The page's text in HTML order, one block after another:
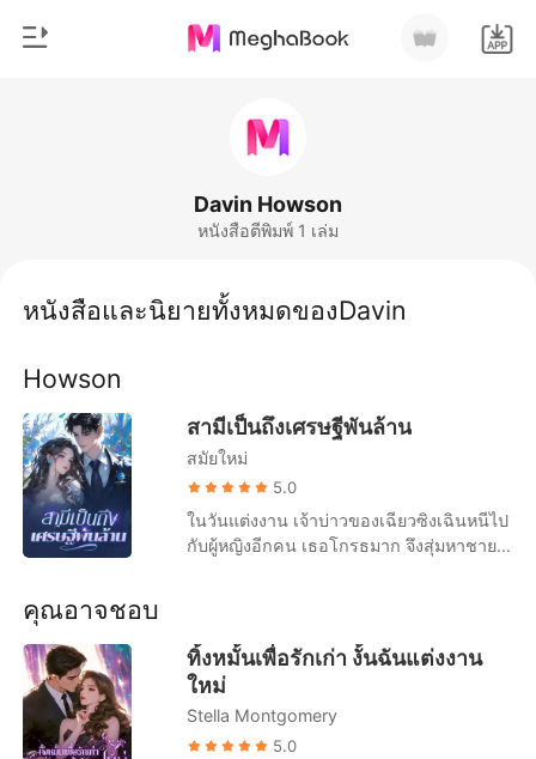
ประวัติศาสตร์
นิยายวาย
มหาเศรษฐี
รายการ
เรื่องสั้นคัดสรร
Davin Howson
หนังสือตีพิมพ์ 1 เล่ม
หนังสือและนิยายทั้งหมดของDavin
Howson
สามีเป็นถึงเศรษฐีพันล้าน
สมัยใหม่
5.0
ในวันแต่งงาน เจ้าบ่าวของเฉียวซิงเฉินหนีไป
กับผู้หญิงอีกคน เธอโกรธมาก จึงสุ่มหาชาย
คือลูกชายคนโตของตระกูลลู่ที่ขึ้นชื่อว่าไร้
ประโยชน์ ชื่อลู่ถิงเซียว ทุกคนเยาะเย้ยว่า
"เธอยนี่ช่วยไม่ได้จริงๆ" และผู้ชายที่ทรยศเธอ
ก็มาเกลี้ยกล่อมว่า "ไม่เห็นต้องทำร้ายตัวเอง
เพราะฉันหรอก สักวันเธอต้องเสียใจแน่ๆ"
คุณอาจชอบ
ทิ้งหมั้นเพื่อรักเก่า งั้นฉันแต่งงาน
ใหม่
Stella Montgomery
5.0